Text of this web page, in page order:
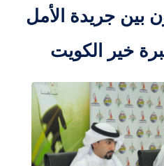
بين جريدة الأمل
خير الكويت